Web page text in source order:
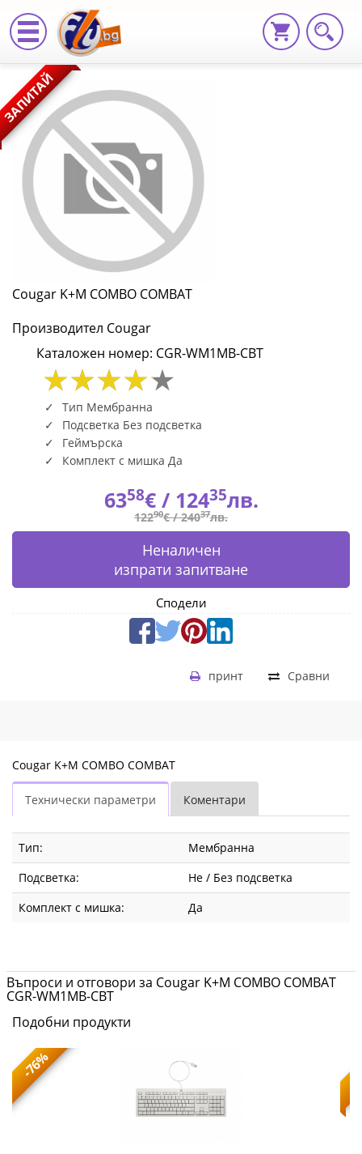
Cougar
K+M
COMBO
COMBAT
CGR-
WM1MB-
CBT
|
Fly.bg
ЗАПИТАЙ
Cougar K+M COMBO COMBAT
Производител Cougar
Каталожен номер: CGR-WM1MB-CBT
Тип Мембранна
Подсветка Без подсветка
Геймърска
Комплект с мишка Да
6358€ / 12435лв.
12290€ /24037лв.
Неналичен
изпрати запитване
Сподели
Сравни
принт
Cougar K+M COMBO COMBAT
Технически параметри Коментари
Тип:
Мембранна
Подсветка:
Не / Без подсветка
Комплект с мишка:
Да
Въпроси и отговори за Cougar K+M COMBO COMBAT
CGR-WM1MB-CBT
Подобни продукти
-76%